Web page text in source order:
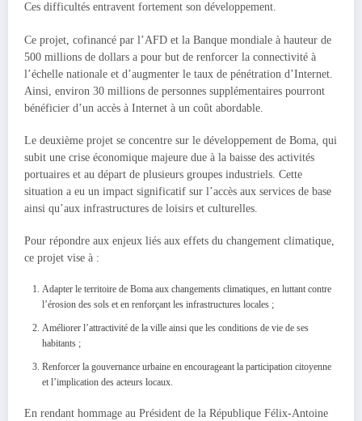
Ces difficultés entravent fortement son développement.
Ce projet, cofinancé par l’AFD et la Banque mondiale à hauteur de
500 millions de dollars a pour but de renforcer la connectivité à
l’échelle nationale et d’augmenter le taux de pénétration d’Internet.
Ainsi, environ 30 millions de personnes supplémentaires pourront
bénéficier d’un accès à Internet à un coût abordable.
Le deuxième projet se concentre sur le développement de Boma, qui
subit une crise économique majeure due à la baisse des activités
portuaires et au départ de plusieurs groupes industriels. Cette
situation a eu un impact significatif sur l’accès aux services de base
ainsi qu’aux infrastructures de loisirs et culturelles.
Pour répondre aux enjeux liés aux effets du changement climatique,
ce projet vise à :
Adapter le territoire de Boma aux changements climatiques, en luttant contre
l’érosion des sols et en renforçant les infrastructures locales ;
Améliorer l’attractivité de la ville ainsi que les conditions de vie de ses
habitants ;
Renforcer la gouvernance urbaine en encourageant la participation citoyenne
et l’implication des acteurs locaux.
En rendant hommage au Président de la République Félix-Antoine